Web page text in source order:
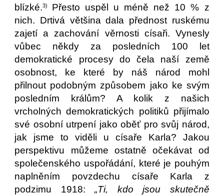
blízké.3)
Přesto uspěl u méně než 10 % z
nich. Drtivá většina dala přednost ruskému
zajetí a zachování věrnosti císaři. Vynesly
vůbec někdy za posledních 100 let
demokratické procesy do čela naší země
osobnost, ke které by náš národ mohl
přilnout podobným způsobem jako ke svým
posledním králům? A kolik z našich
vrcholných demokratických politiků přijímalo
své osobní utrpení jako oběť pro svůj národ,
jak jsme to viděli u císaře Karla? Jakou
perspektivu můžeme ostatně očekávat od
společenského uspořádání, které je pouhým
naplněním povzdechu císaře Karla z
podzimu 1918:„Ti, kdo jsou skutečně